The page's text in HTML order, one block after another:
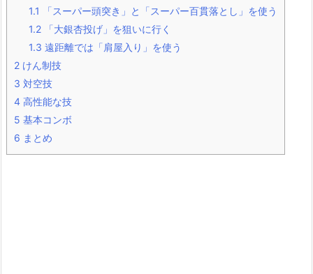
1.1
「スーパー頭突き」と「スーパー百貫落とし」を使う
1.2 「大銀杏投げ」を狙いに行く
1.3 遠距離では「肩屋入り」を使う
2 けん制技
3 対空技
4 高性能な技
5 基本コンボ
6 まとめ